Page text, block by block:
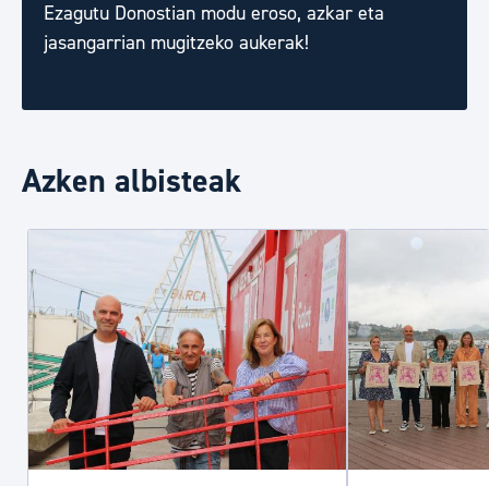
Ezagutu Donostian modu eroso, azkar eta
jasangarrian mugitzeko aukerak!
Azken albisteak